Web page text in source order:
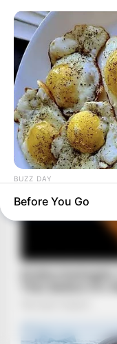
BUZZ DAY
When You Eat Eggs
Your Body
Before You Go